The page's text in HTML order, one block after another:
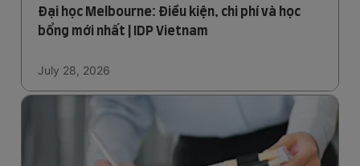
Đại học Melbourne: Điều kiện, chi phí và học
bổng mới nhất | IDP Vietnam
July 28, 2026